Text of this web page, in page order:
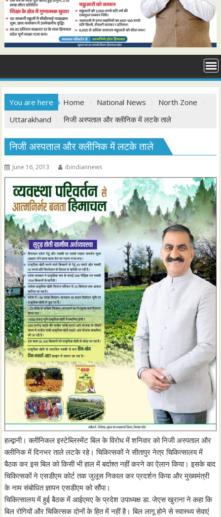
You are here Home National News
North Zone
Uttarakhand
निजी अस्पताल और क्लीनिक में लटके ताले
निजी अस्पताल और क्लीनिक में लटके ताले
June 16, 2013 ibindiannews
हल्द्वानी। क्लीनिकल इस्टेब्लिस्मेंट बिल के विरोध में शनिवार को निजी अस्पताल और
क्लीनिक में दिनभर ताले लटके रहे। चिकित्सकों ने सीतापुर नेत्र चिकित्सालय में
बैठक कर इस बिल को किसी भी हाल में बर्दाश्त नहीं करने का ऐलान किया। इसके बाद
चिकित्सकों ने एसडीएम कोर्ट तक जुलूस निकाल कर प्रदर्शन किया और मुख्यमंत्री
के नाम संबोधित ज्ञापन एसडीएम को सौंपा।
चिकित्सालय में हुई बैठक में आईएमए के प्रदेश उपाध्यक्ष डा. जेएस खुराना ने कहा कि
बिल रोगियों और चिकित्सक दोनों के हित में नहीं है। बिल लागू होने से स्वास्थ्य सेवाएं